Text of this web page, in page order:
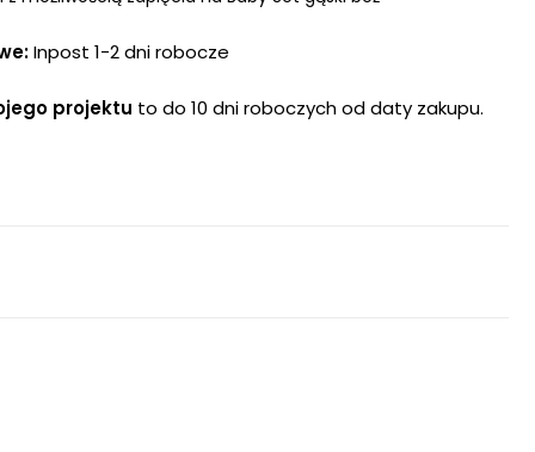
Inpost 1-2 dni robocze
projektu to do 10 dni roboczych od daty zakupu.